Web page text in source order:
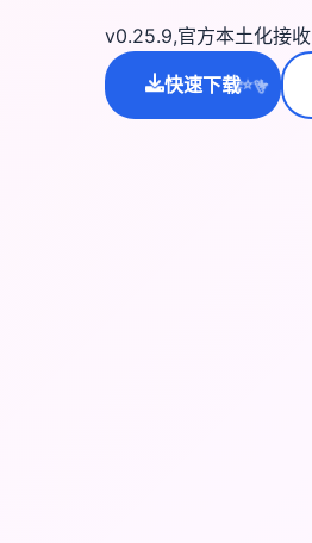
v0.25.9,官方本土化接收
快速下载
✨⭐💫